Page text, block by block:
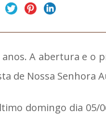
A abertura e o
de Nossa Senhora
domingo dia 05/